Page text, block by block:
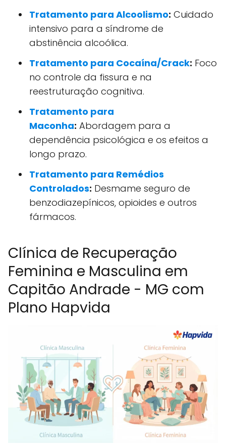
Tratamento para Alcoolismo: Cuidado
intensivo para a síndrome de
abstinência alcoólica.
Tratamento para Cocaína/Crack: Foco
no controle da fissura e na
reestruturação cognitiva.
Tratamento para
Maconha: Abordagem para a
dependência psicológica e os efeitos a
longo prazo.
Tratamento para Remédios
Controlados: Desmame seguro de
benzodiazepínicos, opioides e outros
fármacos.
Clínica de Recuperação
Feminina e Masculina em
Capitão Andrade - MG com
Plano Hapvida